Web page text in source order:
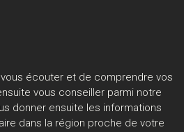
écouter et de comprendre vos
vous conseiller parmi notre
donner ensuite les informations
dans la région proche de votre